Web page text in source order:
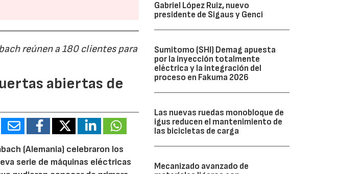
reúnen a 180 clientes para
abiertas de
(Alemania) celebraron los
serie de máquinas eléctricas
Gabriel López Ruiz, nuevo
presidente de Sigaus y Genci
Sumitomo (SHI) Demag apuesta
por la inyección totalmente
eléctrica y la integración del
proceso en Fakuma 2026
Las nuevas ruedas monobloque de
igus reducen el mantenimiento de
las bicicletas de carga
Mecanizado avanzado de